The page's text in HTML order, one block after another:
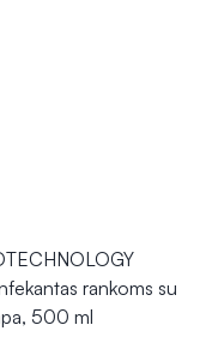
rankoms su
500 ml